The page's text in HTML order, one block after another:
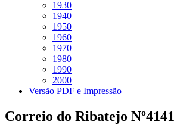
1930
1940
1950
1960
1970
1980
1990
2000
Versão PDF e Impressão
Correio do Ribatejo